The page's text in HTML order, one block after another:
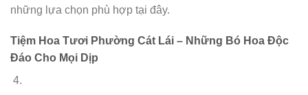
những lựa chọn phù hợp tại đây.
Tiệm Hoa Tươi Phường Cát Lái – Những Bó Hoa Độc
Đáo Cho Mọi Dịp